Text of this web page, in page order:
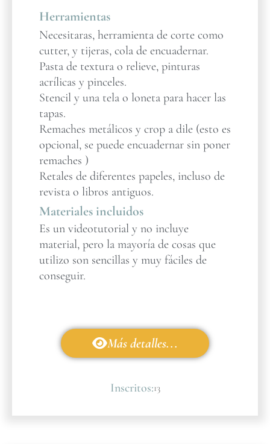
Herramientas
Necesitaras, herramienta de corte como
cutter, y tijeras, cola de encuadernar.
Pasta de textura o relieve, pinturas
acrílicas y pinceles.
Stencil y una tela o loneta para hacer las
tapas.
Remaches metálicos y crop a dile (esto es
opcional, se puede encuadernar sin poner
remaches )
Retales de diferentes papeles, incluso de
revista o libros antiguos.
Materiales incluidos
Es un videotutorial y no incluye
material, pero la mayoría de cosas que
utilizo son sencillas y muy fáciles de
conseguir.
Más detalles...
Inscritos:13